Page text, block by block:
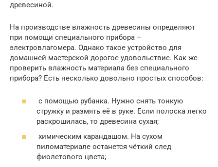
древесиной.
На производстве влажность древесины определяют
при помощи специального прибора –
электровлагомера. Однако такое устройство для
домашней мастерской дорогое удовольствие. Как же
проверить влажность материала без специального
прибора? Есть несколько довольно простых способов:
с помощью рубанка. Нужно снять тонкую
стружку и размять её в руке. Если полоска легко
раскрошилась, то древесина сухая;
химическим карандашом. На сухом
пиломатериале останется чёткий след
фиолетового цвета;